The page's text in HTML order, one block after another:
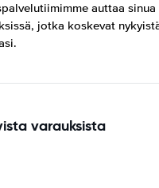
auttaa sinua
jotka koskevat
varauksista